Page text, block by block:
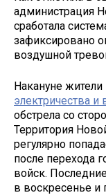
администрация
сработала
зафиксировано
воздушной
Накануне жители
электричества
обстрела со
Территория
регулярно
после перехода
войск.
в воскресенье и